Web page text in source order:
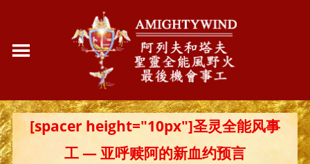
[spacer height="10px"]圣灵全能风事
工 — 亚呼赎阿的新血约预言